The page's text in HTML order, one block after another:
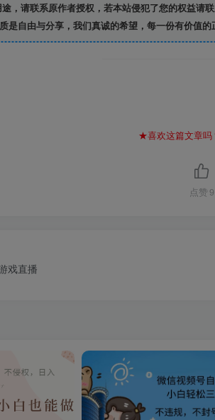
，请联系原作者授权，若本站侵犯了您的权益请
是自由与分享，我们真诚的希望，每一份有价值
★喜欢这篇文章吗
点赞 9
戏直播